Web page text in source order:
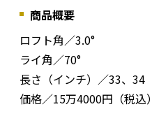
商品概要
ロフト角／3.0°
ライ角／70°
長さ（インチ）／33、34
価格／15万4000円（税込）